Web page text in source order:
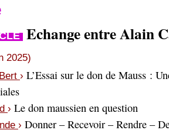
Echange entre Alain
2025)
› L’Essai sur le don de Mauss :
› Le don maussien en question
› Donner – Recevoir – Rendre –